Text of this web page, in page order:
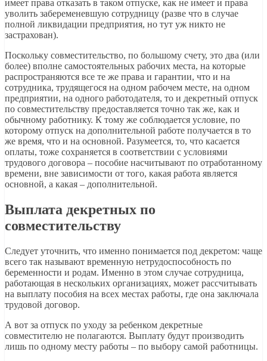
имеет права отказать в таком отпуске, как не имеет и права
уволить забеременевшую сотрудницу (разве что в случае
полной ликвидации предприятия, но тут уж никто не
застрахован).
Поскольку совместительство, по большому счету, это два (или
более) вполне самостоятельных рабочих места, на которые
распространяются все те же права и гарантии, что и на
сотрудника, трудящегося на одном рабочем месте, на одном
предприятии, на одного работодателя, то и декретный отпуск
по совместительству предоставляется точно так же, как и
обычному работнику. К тому же соблюдается условие, по
которому отпуск на дополнительной работе получается в то
же время, что и на основной. Разумеется, то, что касается
оплаты, тоже сохраняется в соответствии с условиями
трудового договора – пособие насчитывают по отработанному
времени, вне зависимости от того, какая работа является
основной, а какая – дополнительной.
Выплата декретных по
совместительству
Следует уточнить, что именно понимается под декретом: чаще
всего так называют временную нетрудоспособность по
беременности и родам. Именно в этом случае сотрудница,
работающая в нескольких организациях, может рассчитывать
на выплату пособия на всех местах работы, где она заключала
трудовой договор.
А вот за отпуск по уходу за ребенком декретные
совместителю не полагаются. Выплату будут производить
лишь по одному месту работы – по выбору самой работницы.